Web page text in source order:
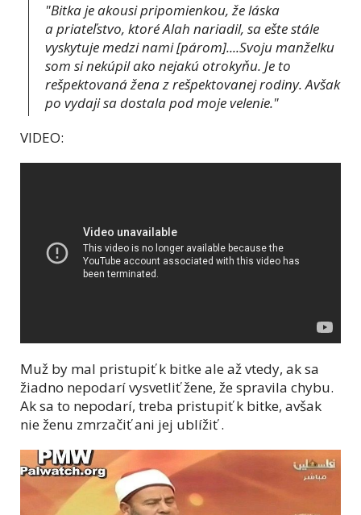
"Bitka je akousi pripomienkou, že láska
a priateľstvo, ktoré Alah nariadil, sa ešte stále
vyskytuje medzi nami [párom]....Svoju manželku
som si nekúpil ako nejakú otrokyňu. Je to
rešpektovaná žena z rešpektovanej rodiny. Avšak
po vydaji sa dostala pod moje velenie."
VIDEO:
Muž by mal pristupiť k bitke ale až vtedy, ak sa
žiadno nepodarí vysvetliť žene, že spravila chybu.
Ak sa to nepodarí, treba pristupiť k bitke, avšak
nie ženu zmrzačiť ani jej ublížiť .